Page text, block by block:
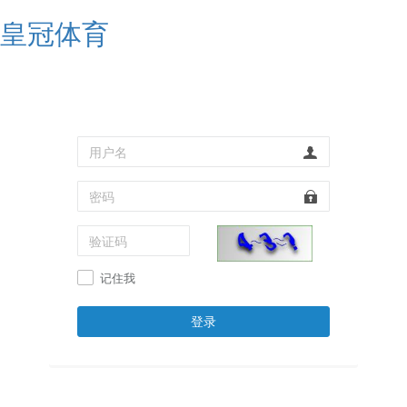
皇冠体育
记住我
登录